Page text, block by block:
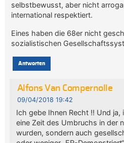
selbstbewusst, aber nicht
international respektiert.
Eines haben die 68er nicht
sozialistischen
Antworten
Alfons Van Compernolle
09/04/2018 19:42
Ich gebe Ihnen Recht !! Und ja,
eine Zeit des Umbruchs in der
wurden, sondern auch